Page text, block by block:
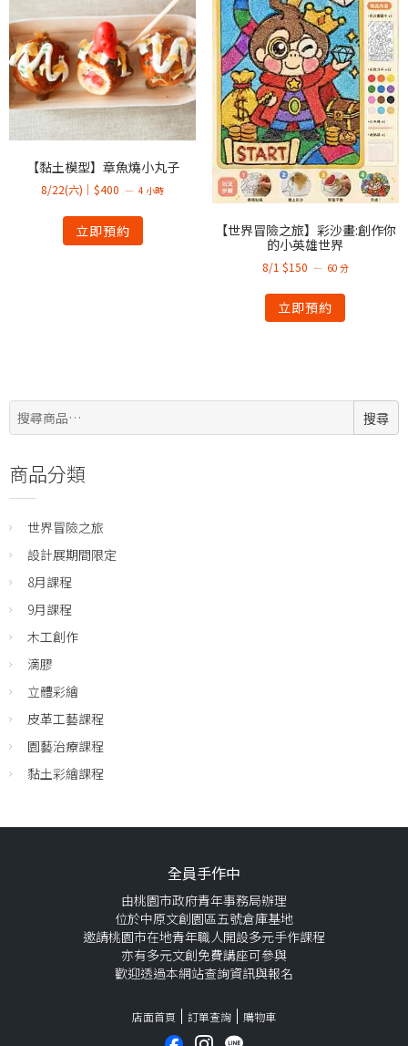
【黏土模型】章魚燒小丸子
8/22(六)｜$400 4 小時
立即預約
【世界冒險之旅】彩沙畫:創作你
的小英雄世界
8/1 $150 60 分
立即預約
搜
尋:
搜尋
商品分類
世界冒險之旅
設計展期間限定
8月課程
9月課程
木工創作
滴膠
立體彩繪
皮革工藝課程
園藝治療課程
黏土彩繪課程
全員手作中
由桃園市政府青年事務局辦理
位於中原文創園區五號倉庫基地
邀請桃園市在地青年職人開設多元手作課程
亦有多元文創免費講座可參與
歡迎透過本網站查詢資訊與報名
店面首頁 訂單查詢 購物車